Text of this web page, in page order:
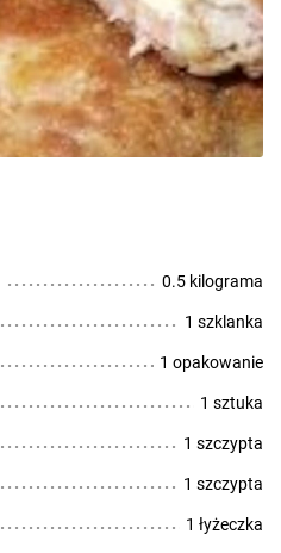
0.5 kilograma
1 szklanka
1 opakowanie
1 sztuka
1 szczypta
1 szczypta
1 łyżeczka